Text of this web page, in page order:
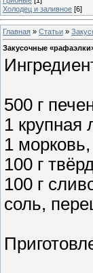
Холодец и заливное [6]
Главная » Статьи »
Закусочные
500 г
1 крупная
1 морковь,
100 г
100 г
соль,